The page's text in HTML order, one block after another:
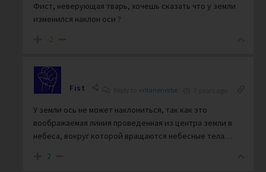
Фист, неверующая тварь, хочешь сказать что у земли
изменился наклон оси ?
-2
Fist vrilanenerbe
У земли ось не может наклониться, так как это
воображаемая линия проведенная из центра земли в
небеса, вокруг которой вращаются небесные тела…
2